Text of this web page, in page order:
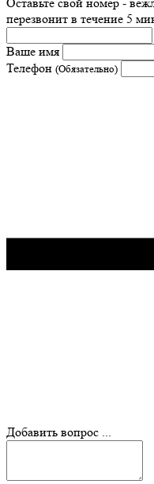
перезвонит в течение 5
Ваше имя
Телефон (Обязательно)
Добавить вопрос ...